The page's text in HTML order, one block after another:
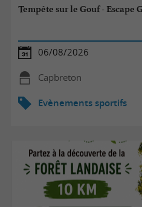
Tempête sur le Gouf - Escape
06/08/2026
Capbreton
Evènements sportifs